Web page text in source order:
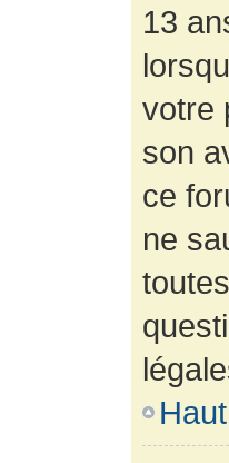
13
votre
son
ce
ne
Haut